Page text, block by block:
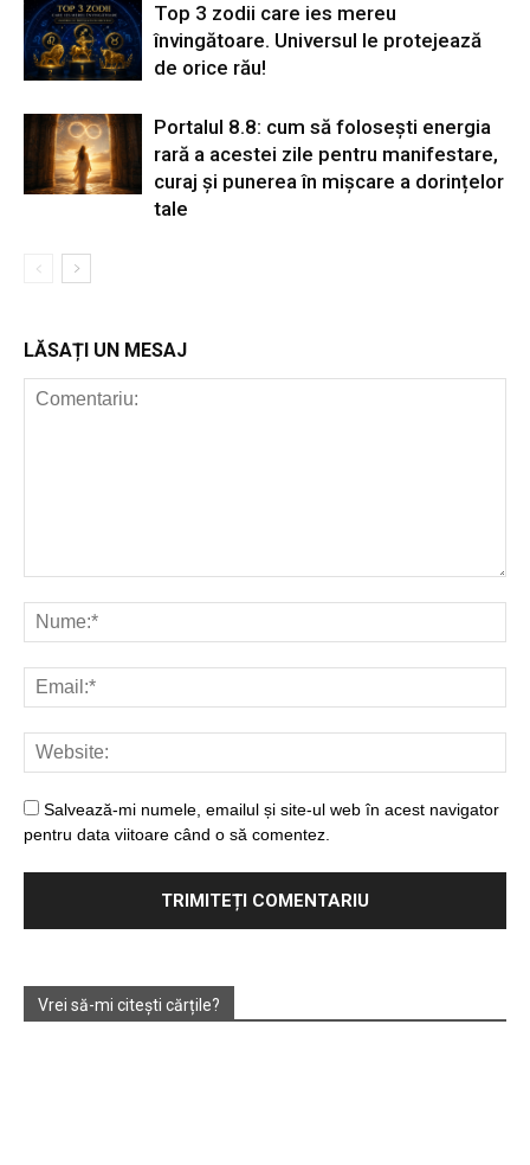
Top 3 zodii care ies mereu
învingătoare. Universul le protejează
de orice rău!
Portalul 8.8: cum să folosești energia
rară a acestei zile pentru manifestare,
curaj și punerea în mișcare a dorințelor
tale
LĂSAȚI UN MESAJ
Salvează-mi numele, emailul și site-ul web în acest navigator
pentru data viitoare când o să comentez.
Vrei să-mi citești cărțile?